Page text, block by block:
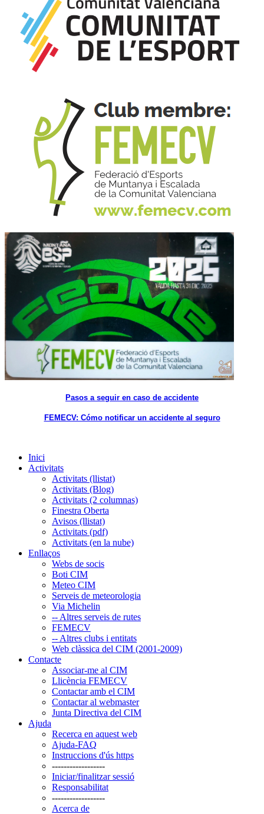
Pasos a seguir en caso de accidente
FEMECV: Cómo notificar un accidente al seguro
Inici
Activitats
Activitats (llistat)
Activitats (Blog)
Activitats (2 columnas)
Finestra Oberta
Avisos (llistat)
Activitats (pdf)
Activitats (en la nube)
Enllaços
Webs de socis
Boti CIM
Meteo CIM
Serveis de meteorologia
Via Michelin
-- Altres serveis de rutes
FEMECV
-- Altres clubs i entitats
Web clàssica del CIM (2001-2009)
Contacte
Associar-me al CIM
Llicència FEMECV
Contactar amb el CIM
Contactar al webmaster
Junta Directiva del CIM
Ajuda
Recerca en aquest web
Ajuda-FAQ
Instruccions d'ús https
------------------
Iniciar/finalitzar sessió
Responsabilitat
------------------
Acerca de